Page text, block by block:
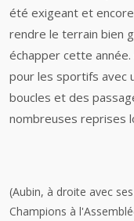
été exigeant et
rendre le terrain bien
échapper cette
pour les sportifs avec
boucles et des
nombreuses reprises
(Aubin, à droite avec
Champions à